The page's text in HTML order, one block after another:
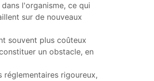
l'organisme, ce qui
sur de nouveaux
souvent plus coûteux
un obstacle, en
rigoureux,